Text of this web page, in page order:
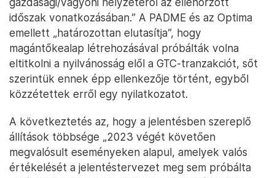
időszak vonatkozásában.” A PADME és az Optima
emellett „határozottan elutasítja”, hogy
magántőkealap létrehozásával próbálták volna
eltitkolni a nyilvánosság elől a GTC-tranzakciót, sőt
szerintük ennek épp ellenkezője történt, egyből
közzétettek erről egy nyilatkozatot.
A következtetés az, hogy a jelentésben szereplő
állítások többsége „2023 végét követően
megvalósult eseményeken alapul, amelyek valós
értékelését a jelentéstervezet meg sem próbálta